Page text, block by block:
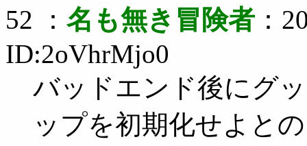
52 ： 名も無き冒険者 ：
ID:2oVhrMjo0
バッドエンド後にグ
ップを初期化せよと